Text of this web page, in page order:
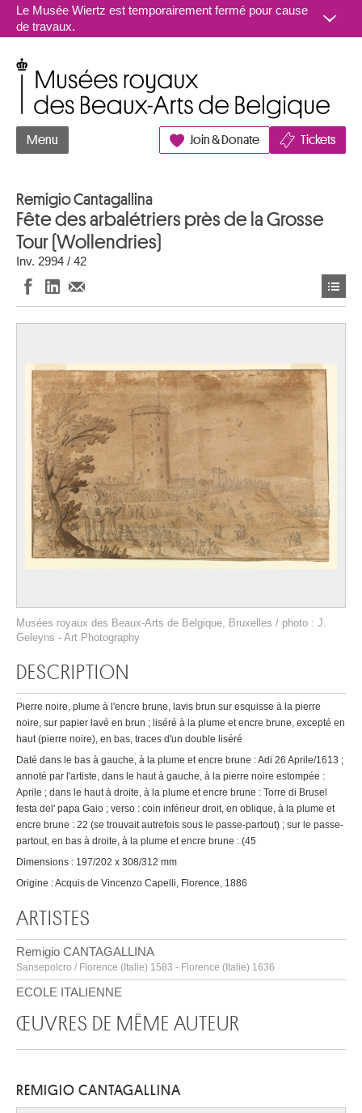
Aller au contenu
Le Musée Wiertz est temporairement fermé pour cause
de travaux.
Menu Join & Donate Tickets
Remigio Cantagallina
Fête des arbalétriers près de la Grosse
Tour (Wollendries)
Inv. 2994 / 42
Musées royaux des Beaux-Arts de Belgique, Bruxelles / photo : J.
Geleyns - Art Photography
DESCRIPTION
Pierre noire, plume à l'encre brune, lavis brun sur esquisse à la pierre
noire, sur papier lavé en brun ; liséré à la plume et encre brune, excepté en
haut (pierre noire), en bas, traces d'un double liséré
Daté dans le bas à gauche, à la plume et encre brune : Adi 26 Aprile/1613 ;
annoté par l'artiste, dans le haut à gauche, à la pierre noire estompée :
Aprile ; dans le haut à droite, à la plume et encre brune : Torre di Brusel
festa del' papa Gaio ; verso : coin inférieur droit, en oblique, à la plume et
encre brune : 22 (se trouvait autrefois sous le passe-partout) ; sur le passe-
partout, en bas à droite, à la plume et encre brune : (45
Dimensions : 197/202 x 308/312 mm
Origine : Acquis de Vincenzo Capelli, Florence, 1886
ARTISTES
Remigio CANTAGALLINA
Sansepolcro / Florence (Italie) 1583 - Florence (Italie) 1636
ECOLE ITALIENNE
ŒUVRES DE MÊME AUTEUR
REMIGIO CANTAGALLINA